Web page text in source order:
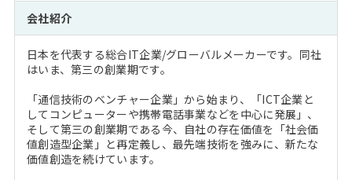
会社紹介
日本を代表する総合IT企業/グローバルメーカーです。同社
はいま、第三の創業期です。
「通信技術のベンチャー企業」から始まり、「ICT企業と
してコンピューターや携帯電話事業などを中心に発展」、
そして第三の創業期である今、自社の存在価値を「社会価
値創造型企業」と再定義し、最先端技術を強みに、新たな
価値創造を続けています。